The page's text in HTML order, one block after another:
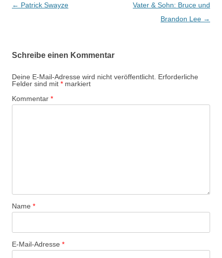
Beitragsnavigation
← Patrick Swayze
Vater & Sohn: Bruce und
Brandon Lee →
Schreibe einen Kommentar
Deine E-Mail-Adresse wird nicht veröffentlicht. Erforderliche
Felder sind mit * markiert
Kommentar *
Name *
E-Mail-Adresse *